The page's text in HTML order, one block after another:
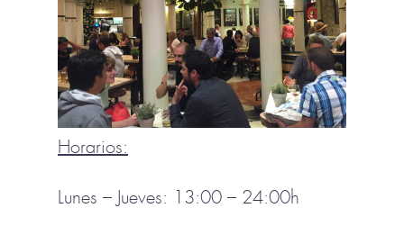
Horarios:
Lunes – Jueves: 13:00 – 24:00h